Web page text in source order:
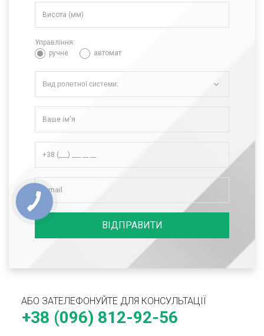
Управління:
ручне
автомат
Вид ролетної системи:
ВІДПРАВИТИ
АБО ЗАТЕЛЕФОНУЙТЕ ДЛЯ КОНСУЛЬТАЦІЇ
+38 (096) 812-92-56